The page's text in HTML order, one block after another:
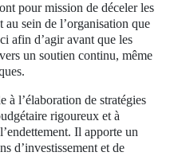
pour mission de déceler les
sein de l’organisation que
afin d’agir avant que les
un soutien continu, même
à l’élaboration de stratégies
rigoureux et à
Il apporte un
d’investissement et de